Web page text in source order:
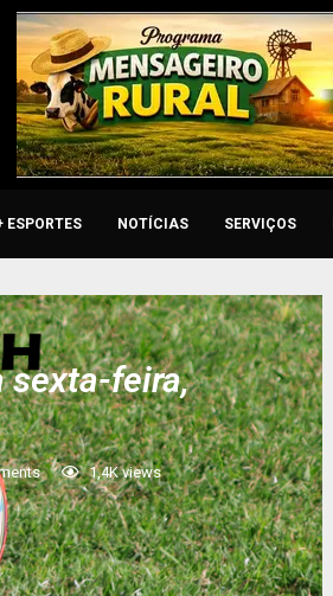
ESPORTES NOTÍCIAS SERVIÇOS
sexta-feira,
1,4Kviews